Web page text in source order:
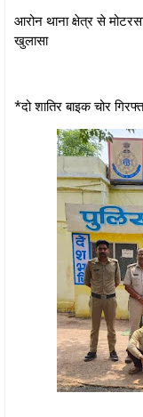
आरोन थाना क्षेत्र से
खुलासा
*दो शातिर बाइक चोर